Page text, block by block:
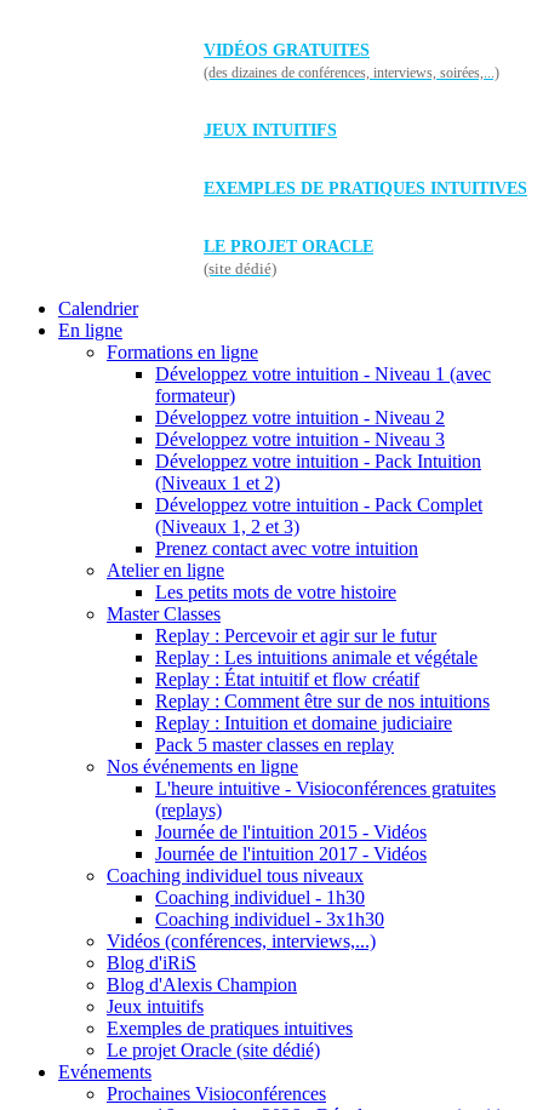
VIDÉOS GRATUITES
(des dizaines de conférences, interviews, soirées,...)
JEUX INTUITIFS
EXEMPLES DE PRATIQUES INTUITIVES
LE PROJET ORACLE
(site dédié)
Calendrier
En ligne
Formations en ligne
Développez votre intuition - Niveau 1 (avec
formateur)
Développez votre intuition - Niveau 2
Développez votre intuition - Niveau 3
Développez votre intuition - Pack Intuition
(Niveaux 1 et 2)
Développez votre intuition - Pack Complet
(Niveaux 1, 2 et 3)
Prenez contact avec votre intuition
Atelier en ligne
Les petits mots de votre histoire
Master Classes
Replay : Percevoir et agir sur le futur
Replay : Les intuitions animale et végétale
Replay : État intuitif et flow créatif
Replay : Comment être sur de nos intuitions
Replay : Intuition et domaine judiciaire
Pack 5 master classes en replay
Nos événements en ligne
L'heure intuitive - Visioconférences gratuites
(replays)
Journée de l'intuition 2015 - Vidéos
Journée de l'intuition 2017 - Vidéos
Coaching individuel tous niveaux
Coaching individuel - 1h30
Coaching individuel - 3x1h30
Vidéos (conférences, interviews,...)
Blog d'iRiS
Blog d'Alexis Champion
Jeux intuitifs
Exemples de pratiques intuitives
Le projet Oracle (site dédié)
Evénements
Prochaines Visioconférences